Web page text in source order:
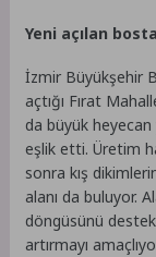
Yeni açılan
İzmir Büyükşehir
açtığı Fırat
da büyük heyecan
eşlik etti. Üretim
sonra kış
alanı da buluyor.
döngüsünü
artırmayı